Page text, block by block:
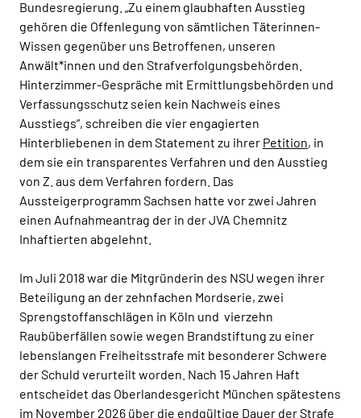
Bundesregierung. „Zu einem glaubhaften Ausstieg
gehören die Offenlegung von sämtlichen Täterinnen-
Wissen gegenüber uns Betroffenen, unseren
Anwält*innen und den Strafverfolgungsbehörden.
Hinterzimmer-Gespräche mit Ermittlungsbehörden und
Verfassungsschutz seien kein Nachweis eines
Ausstiegs“, schreiben die vier engagierten
Hinterbliebenen in dem Statement zu ihrer Petition, in
dem sie ein transparentes Verfahren und den Ausstieg
von Z. aus dem Verfahren fordern. Das
Aussteigerprogramm Sachsen hatte vor zwei Jahren
einen Aufnahmeantrag der in der JVA Chemnitz
Inhaftierten abgelehnt.
Im Juli 2018 war die Mitgründerin des NSU wegen ihrer
Beteiligung an der zehnfachen Mordserie, zwei
Sprengstoffanschlägen in Köln und vierzehn
Raubüberfällen sowie wegen Brandstiftung zu einer
lebenslangen Freiheitsstrafe mit besonderer Schwere
der Schuld verurteilt worden. Nach 15 Jahren Haft
entscheidet das Oberlandesgericht München spätestens
im November 2026 über die endgültige Dauer der Strafe